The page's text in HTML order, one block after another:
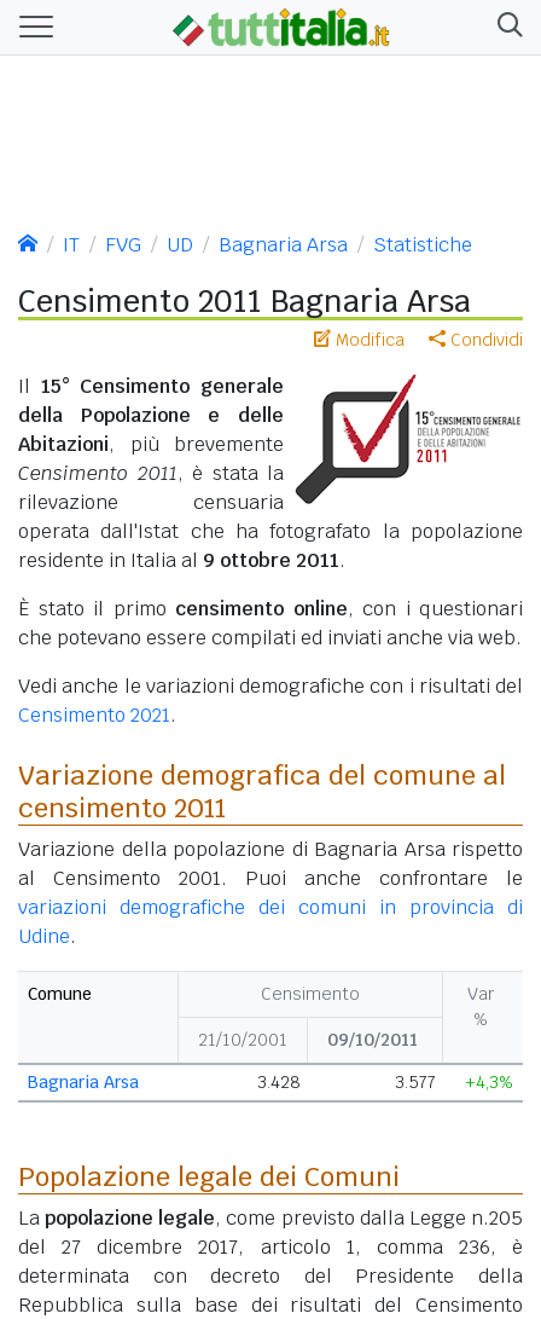
IT FVG UD Bagnaria Arsa Statistiche
Censimento 2011 Bagnaria Arsa
Modifica Condividi
Il 15° Censimento generale
della Popolazione e delle
Abitazioni, più brevemente
Censimento 2011, è stata la
rilevazione censuaria
operata dall'Istat che ha fotografato la popolazione
residente in Italia al 9 ottobre 2011.
È stato il primo censimento online, con i questionari
che potevano essere compilati ed inviati anche via web.
Vedi anche le variazioni demografiche con i risultati del
Censimento 2021.
Variazione demografica del comune al
censimento 2011
Variazione della popolazione di Bagnaria Arsa rispetto
al Censimento 2001. Puoi anche confrontare le
variazioni demografiche dei comuni in provincia di
Udine.
Comune Censimento
Var
%
21/10/2001
09/10/2011
Bagnaria Arsa
3.428 3.577 +4,3%
Popolazione legale dei Comuni
Lapopolazione legale, come previsto dalla Legge n.205
del 27 dicembre 2017, articolo 1, comma 236, è
determinata con decreto del Presidente della
Repubblica sulla base dei risultati del Censimento